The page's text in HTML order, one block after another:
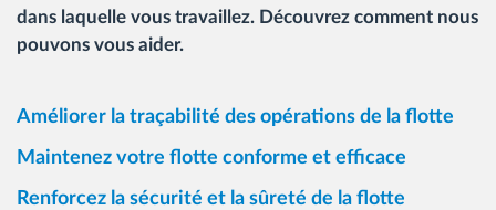
dans laquelle vous travaillez. Découvrez comment nous
pouvons vous aider.
Améliorer la traçabilité des opérations de la flotte
Maintenez votre flotte conforme et efficace
Renforcez la sécurité et la sûreté de la flotte